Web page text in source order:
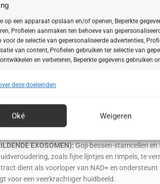
op een apparaat opslaan en/of openen, Beperkte
Profielen aanmaken ten behoeve van
voor de selectie van gepersonaliseerde advertenties,
van content, Profielen gebruiken ter selectie van
en verbeteren, Beperkte gegevens gebruiken
apparaten linken, Apparaten identificeren op basis
voor beveiliging, fraude voorkomen en
Advertenties en content leveren en
opslaan en delen.
deze doeleinden
Oké Weigeren
het DOCTOR BABOR PRO Exo
COMPLEX
, een formule met meerdere
EXOSOMEN):Goji-bessen-stamcellen
zoals fijne lijntjes en rimpels, te
dient als voorloper van NAD+ en
voor een veerkrachtiger huidbeeld.